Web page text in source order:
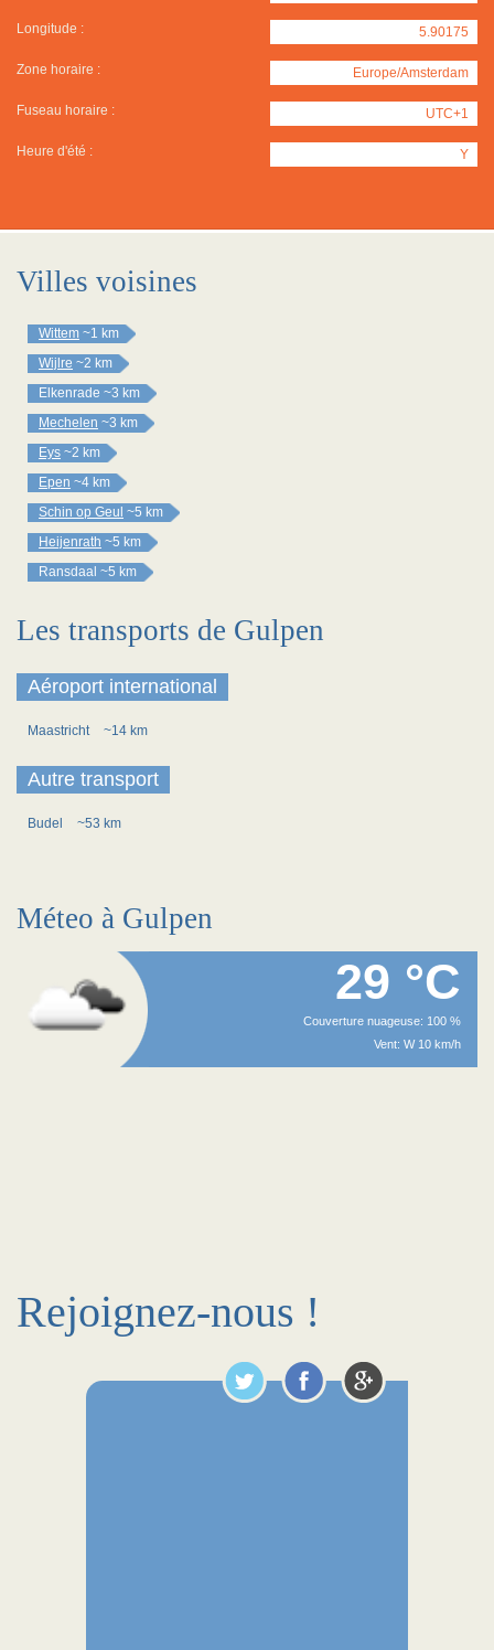
Longitude : 5.90175
Zone horaire : Europe/Amsterdam
Fuseau horaire : UTC+1
Heure d'été : Y
Villes voisines
Wittem ~1 km
Wijlre ~2 km
Elkenrade ~3 km
Mechelen ~3 km
Eys ~2 km
Epen ~4 km
Schin op Geul ~5 km
Heijenrath ~5 km
Ransdaal ~5 km
Les transports de Gulpen
Aéroport international
Maastricht ~14 km
Autre transport
Budel ~53 km
Méteo à Gulpen
29 °C
Couverture nuageuse: 100 %
Vent: W 10 km/h
Rejoignez-nous !